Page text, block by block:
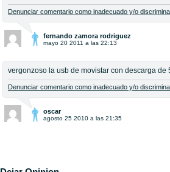
Denunciar comentario como inadecuado y/o
fernando zamora rodriguez
mayo 20 2011 a las 22:13
vergonzoso la usb de movistar con descarga de
Denunciar comentario como inadecuado y/o
oscar
agosto 25 2010 a las 21:35